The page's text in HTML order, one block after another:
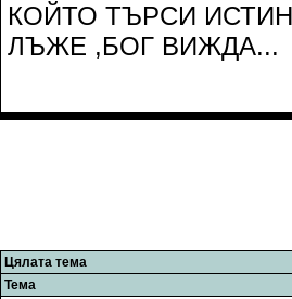
КОЙТО ТЪРСИ
ЛЪЖЕ ,БОГ ВИЖДА...
Цялата тема
Тема